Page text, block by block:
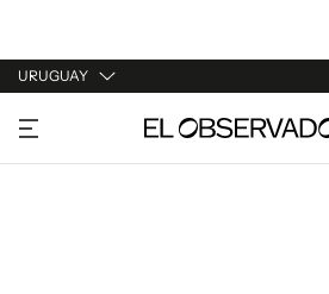
URUGUAY
URUGUAY
ARGENTINA